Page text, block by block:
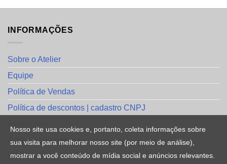
INFORMAÇÕES
Sobre o Atelier
Equipe
Política de Vendas
Política de descontos | cadastro CNPJ
Avalie a sua compra
Contato
Nosso site usa cookies e, portanto, coleta informações sobre
sua visita para melhorar nosso site (por meio de análise),
mostrar a você conteúdo de mídia social e anúncios relevantes.